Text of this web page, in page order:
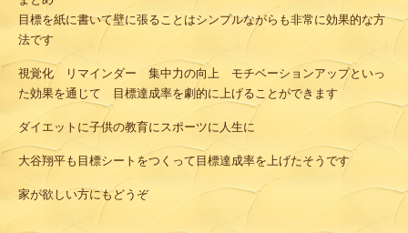
目標を紙に書いて壁に張ることはシンプルながらも非常に効果的な方
法です
視覚化 リマインダー 集中力の向上 モチベーションアップといっ
た効果を通じて 目標達成率を劇的に上げることができます
ダイエットに子供の教育にスポーツに人生に
大谷翔平も目標シートをつくって目標達成率を上げたそうです
家が欲しい方にもどうぞ